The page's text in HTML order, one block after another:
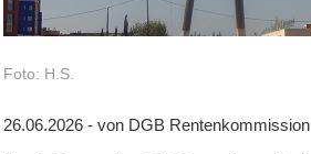
Foto: H.S.
26.06.2026 - von DGB Rentenkommission